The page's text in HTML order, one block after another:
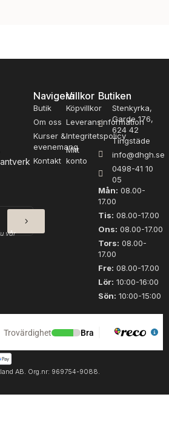
SKICKA
vår
Navigera
Butik
Om oss
Kurser &
evenemang
Kontakt
Villkor
Köpvillkor
Leveransinformation
Integritetspolicy
Mitt
konto
Butiken
Stenkyrka,
Garde 176,
624 42
Tingstäde
info@dhgh.se
0498-41 10
05
Mån: 08.00-
17.00
Tis: 08.00-17.00
Ons: 08.00-17.00
Tors: 08.00-
17.00
Fre: 08.00-17.00
Lör: 10:00-16:00
Sön: 10:00-15:00
AB. Org.nr: 969754-9088.